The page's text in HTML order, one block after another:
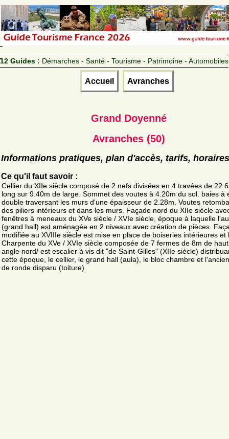
12 Guides : Démarches - Santé - Tourisme - Patrimoine - Automobiles
Accueil Avranches
Grand Doyenné
Avranches (50)
Informations pratiques, plan d'accès, tarifs, horaires
Ce qu'il faut savoir :
Cellier du XIIe siècle composé de 2 nefs divisées en 4 travées de
long sur 9.40m de large. Sommet des voutes à 4.20m du sol. baies à
double traversant les murs d'une épaisseur de 2.28m. Voutes
des piliers intérieurs et dans les murs. Façade nord du XIIe siècle
fenêtres à meneaux du XVe siècle / XVIe siècle, époque à laquelle
(grand hall) est aménagée en 2 niveaux avec création de pièces.
modifiée au XVIIIe siècle est mise en place de boiseries intérieures et
Charpente du XVe / XVIe siècle composée de 7 fermes de 8m de
angle nord/ est escalier à vis dit "de Saint-Gilles" (XIIe siècle)
cette époque, le cellier, le grand hall (aula), le bloc chambre et
de ronde disparu (toiture)